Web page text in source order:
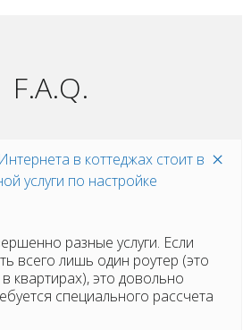
F.A.Q.
в коттеджах стоит в
услуги по настройке
разные услуги. Если
всего лишь один роутер (это
квартирах), это довольно
специального рассчета